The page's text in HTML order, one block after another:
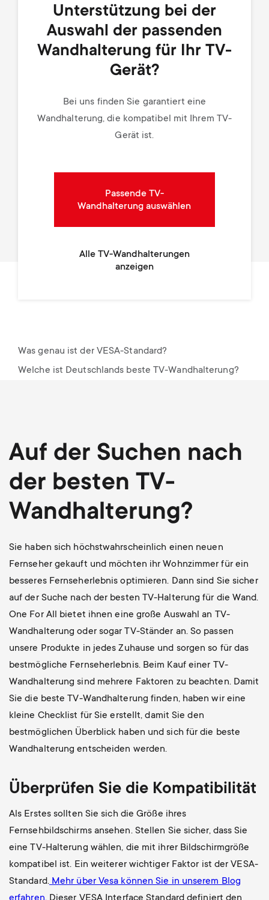
Unterstützung bei der
Auswahl der passenden
Wandhalterung für Ihr TV-
Gerät?
Bei uns finden Sie garantiert eine
Wandhalterung, die kompatibel mit Ihrem TV-
Gerät ist.
Passende TV-
Wandhalterung auswählen
Alle TV-Wandhalterungen
anzeigen
Was genau ist der VESA-Standard?
Welche ist Deutschlands beste TV-Wandhalterung?
Auf der Suchen nach
der besten TV-
Wandhalterung?
Sie haben sich höchstwahrscheinlich einen neuen
Fernseher gekauft und möchten ihr Wohnzimmer für ein
besseres Fernseherlebnis optimieren. Dann sind Sie sicher
auf der Suche nach der besten TV-Halterung für die Wand.
One For All bietet ihnen eine große Auswahl an TV-
Wandhalterung oder sogar TV-Ständer an. So passen
unsere Produkte in jedes Zuhause und sorgen so für das
bestmögliche Fernseherlebnis. Beim Kauf einer TV-
Wandhalterung sind mehrere Faktoren zu beachten. Damit
Sie die beste TV-Wandhalterung finden, haben wir eine
kleine Checklist für Sie erstellt, damit Sie den
bestmöglichen Überblick haben und sich für die beste
Wandhalterung entscheiden werden.
Überprüfen Sie die Kompatibilität
Als Erstes sollten Sie sich die Größe ihres
Fernsehbildschirms ansehen. Stellen Sie sicher, dass Sie
eine TV-Halterung wählen, die mit ihrer Bildschirmgröße
kompatibel ist. Ein weiterer wichtiger Faktor ist der VESA-
Standard.Mehr über Vesa können Sie in unserem Blog